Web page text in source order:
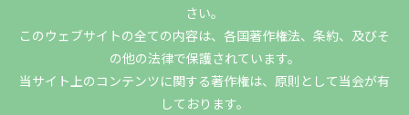
さい。
このウェブサイトの全ての内容は、各国著作権法、条約、及びそ
の他の法律で保護されています。
当サイト上のコンテンツに関する著作権は、原則として当会が有
しております。